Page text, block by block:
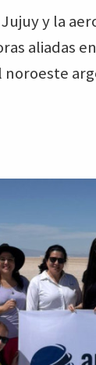
y la
aliadas
noroeste